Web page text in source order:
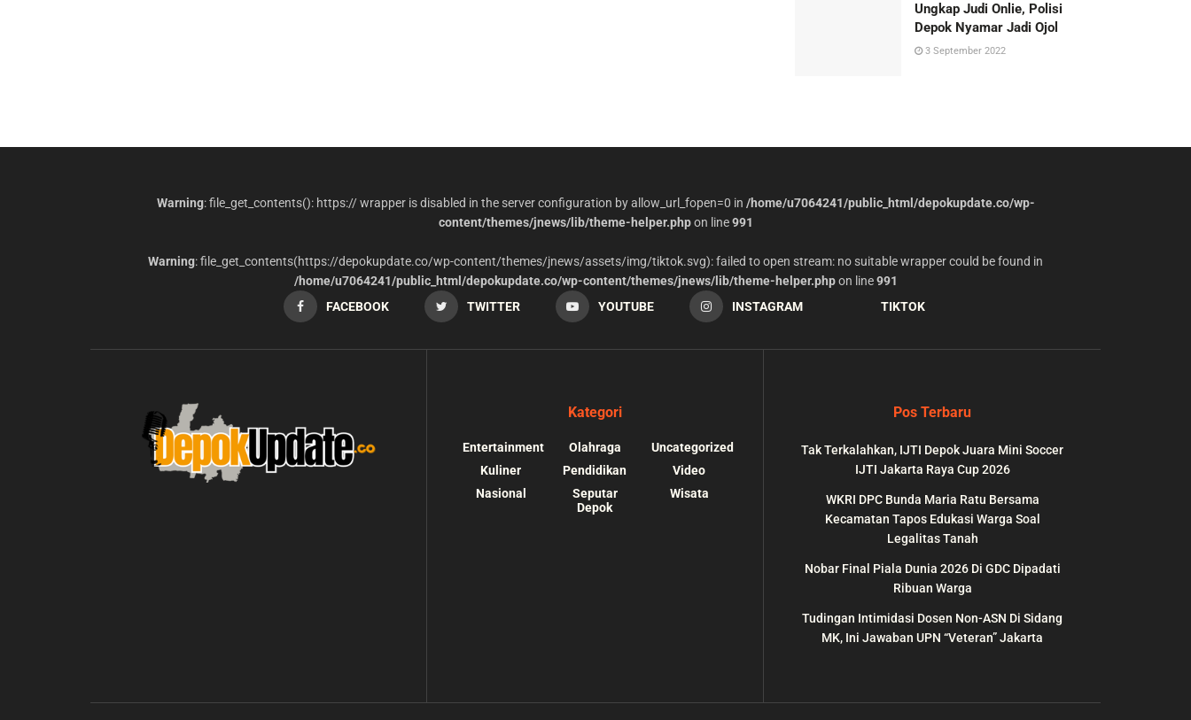
Ungkap Judi Onlie, Polisi
Depok Nyamar Jadi Ojol
3 September 2022
Warning: file_get_contents(): https:// wrapper is disabled in the server configuration by allow_url_fopen=0 in /home/u7064241/public_html/depokupdate.co/wp-
content/themes/jnews/lib/theme-helper.phpon line991
Warning: file_get_contents(https://depokupdate.co/wp-content/themes/jnews/assets/img/tiktok.svg): failed to open stream: no suitable wrapper could be found in
/home/u7064241/public_html/depokupdate.co/wp-content/themes/jnews/lib/theme-helper.phpon line991
FACEBOOK
TWITTER YOUTUBE INSTAGRAM TIKTOK
Kategori
Entertainment
Kuliner
Nasional
Olahraga
Pendidikan
Seputar
Depok
Uncategorized
Video
Wisata
Pos Terbaru
Tak Terkalahkan, IJTI Depok Juara Mini Soccer
IJTI Jakarta Raya Cup 2026
WKRI DPC Bunda Maria Ratu Bersama
Kecamatan Tapos Edukasi Warga Soal
Legalitas Tanah
Nobar Final Piala Dunia 2026 Di GDC Dipadati
Ribuan Warga
Tudingan Intimidasi Dosen Non-ASN Di Sidang
MK, Ini Jawaban UPN “Veteran” Jakarta
/home/u7064241/public_html/depokupdate.co/wp-on 991